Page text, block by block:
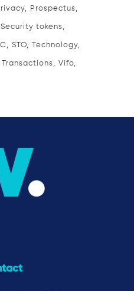
Prospectus
Security tokens
STO Technology
Transactions Vifo